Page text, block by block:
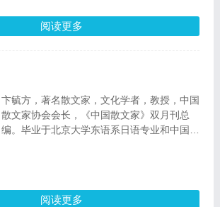
阅读更多
卞毓方，著名散文家，文化学者，教授，中国
散文家协会会长，《中国散文家》双月刊总
编。毕业于北京大学东语系日语专业和中国社
清风出袖、明月入怀，其风格如黄钟大吕，熔
神奇、瑰丽、嶙峋于一炉，长歌当啸，独树一
阅读更多